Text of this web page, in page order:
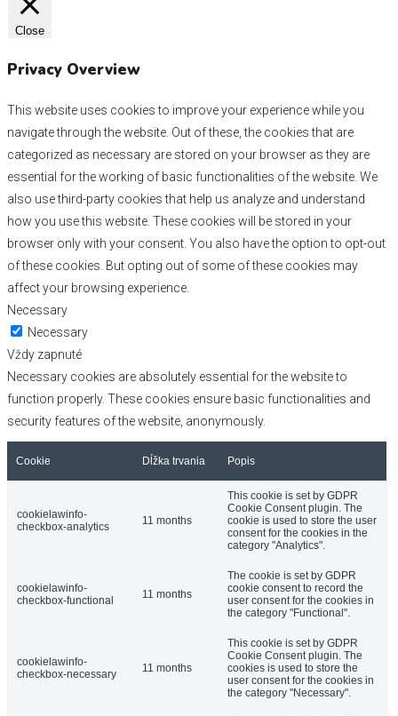
Close
Privacy Overview
This website uses cookies to improve your experience while you
navigate through the website. Out of these, the cookies that are
categorized as necessary are stored on your browser as they are
essential for the working of basic functionalities of the website. We
also use third-party cookies that help us analyze and understand
how you use this website. These cookies will be stored in your
browser only with your consent. You also have the option to opt-out
of these cookies. But opting out of some of these cookies may
affect your browsing experience.
Necessary
Necessary
Vždy zapnuté
Necessary cookies are absolutely essential for the website to
function properly. These cookies ensure basic functionalities and
security features of the website, anonymously.
Cookie Dĺžka trvania Popis
cookielawinfo-
checkbox-analytics
11 months
This cookie is set by GDPR
Cookie Consent plugin. The
cookie is used to store the user
consent for the cookies in the
category "Analytics".
cookielawinfo-
checkbox-functional
11 months
The cookie is set by GDPR
cookie consent to record the
user consent for the cookies in
the category "Functional".
cookielawinfo-
checkbox-necessary
11 months
This cookie is set by GDPR
Cookie Consent plugin. The
cookies is used to store the
user consent for the cookies in
the category "Necessary".